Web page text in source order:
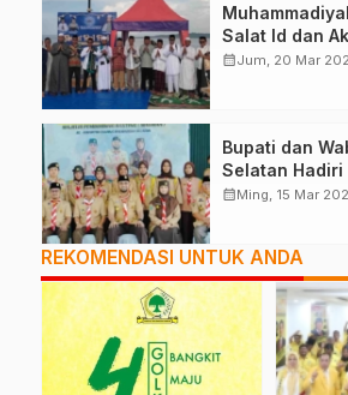
Salat Id dan
Palestina
calendar_monthJum, 20 Mar
Bupati dan
Selatan Hadiri
Mabiran
calendar_monthMing, 15 Mar
REKOMENDASI UNTUK ANDA